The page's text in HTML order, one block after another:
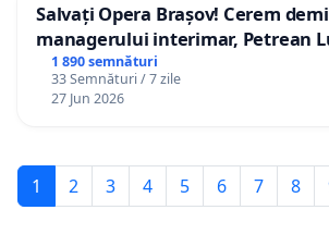
Salvați Opera Brașov! Cerem
managerului interimar, Petrean
1 890 semnături
33 Semnături / 7 zile
27 Jun 2026
1 2 3 4 5 6 7 8